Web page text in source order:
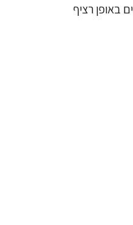
באופן רציף